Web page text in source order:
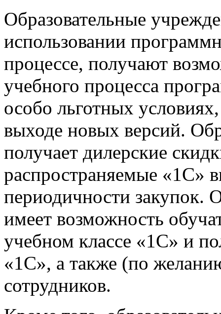
Образовательные
использовании
процессе, получают
учебного процесса
особо льготных
выходе новых версий.
получает дилерские
распространяемые «1С»
периодичности закупок.
имеет возможность
учебном классе «1С» и
«1С», а также (по
сотрудников.